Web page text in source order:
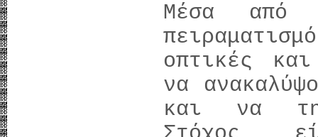
Μέσα από
οπτικές
να
και να τη